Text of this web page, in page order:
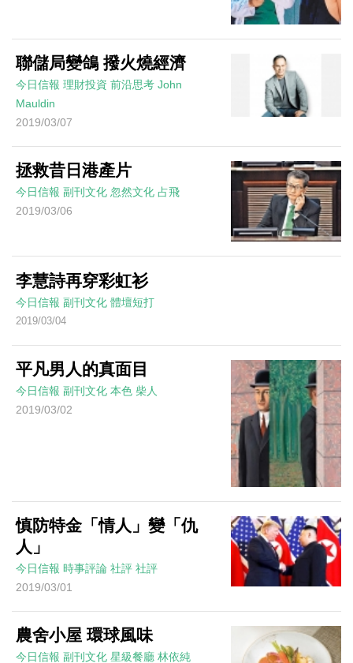
聯儲局變鴿 撥火燒經濟
今日信報 理財投資 前沿思考 John
Mauldin
2019/03/07
拯救昔日港產片
今日信報 副刊文化 忽然文化 占飛
2019/03/06
李慧詩再穿彩虹衫
今日信報 副刊文化 體壇短打
2019/03/04
平凡男人的真面目
今日信報 副刊文化 本色 柴人
2019/03/02
慎防特金「情人」變「仇
人」
今日信報 時事評論 社評 社評
2019/03/01
農舍小屋 環球風味
今日信報 副刊文化 星級餐廳 林依純